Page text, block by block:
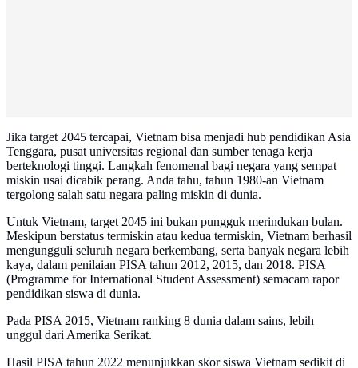
Jika target 2045 tercapai, Vietnam bisa menjadi hub pendidikan Asia
Tenggara, pusat universitas regional dan sumber tenaga kerja
berteknologi tinggi. Langkah fenomenal bagi negara yang sempat
miskin usai dicabik perang. Anda tahu, tahun 1980-an Vietnam
tergolong salah satu negara paling miskin di dunia.
Untuk Vietnam, target 2045 ini bukan pungguk merindukan bulan.
Meskipun berstatus termiskin atau kedua termiskin, Vietnam berhasil
mengungguli seluruh negara berkembang, serta banyak negara lebih
kaya, dalam penilaian PISA tahun 2012, 2015, dan 2018. PISA
(Programme for International Student Assessment) semacam rapor
pendidikan siswa di dunia.
Pada PISA 2015, Vietnam ranking 8 dunia dalam sains, lebih
unggul dari Amerika Serikat.
Hasil PISA tahun 2022 menunjukkan skor siswa Vietnam sedikit di